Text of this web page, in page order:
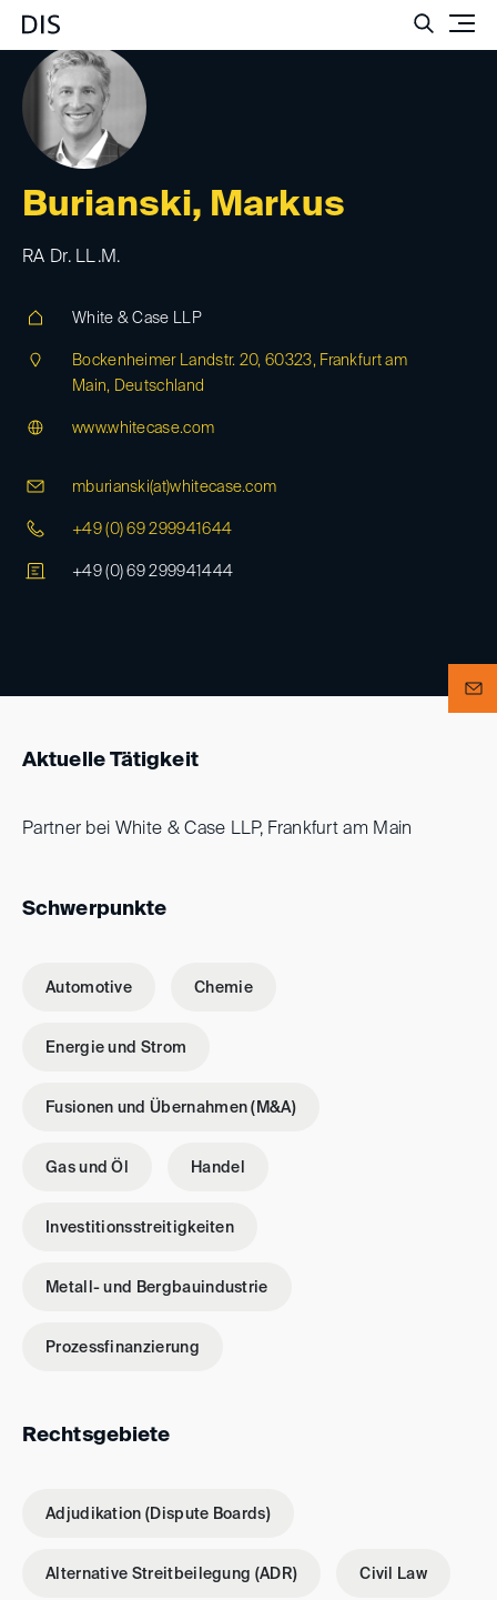
Burianski, Markus
RA Dr. LL.M.
White & Case LLP
Bockenheimer Landstr. 20, 60323, Frankfurt am
Main, Deutschland
www.whitecase.com
mburianski(at)whitecase.com
+49 (0) 69 299941644
+49 (0) 69 299941444
Aktuelle Tätigkeit
Partner bei White & Case LLP, Frankfurt am Main
Schwerpunkte
Automotive Chemie
Energie und Strom
Fusionen und Übernahmen (M&A)
Gas und Öl Handel
Investitionsstreitigkeiten
Metall- und Bergbauindustrie
Prozessfinanzierung
Rechtsgebiete
Adjudikation (Dispute Boards)
Alternative Streitbeilegung (ADR) Civil Law